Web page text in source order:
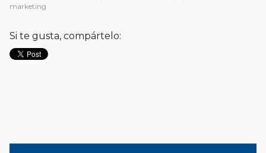
marketing
Si te gusta, compártelo: